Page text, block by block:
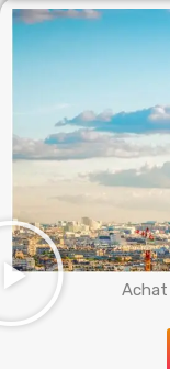
Achat